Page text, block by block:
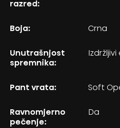
razred:
Boja: Crna
Unutrašnjost
spremnika:
Izdržljivi
Pant vrata: Soft
Ravnomjerno
pečenje:
Da